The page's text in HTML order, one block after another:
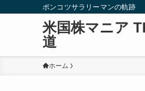
ポンコツサラリーマンの軌跡
米国株マニア
道
ホーム